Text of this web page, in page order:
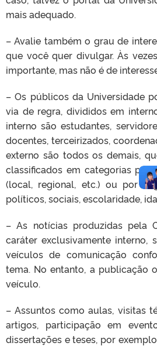
mais adequado.
– Avalie também o grau de
que você quer divulgar. Às
importante, mas não é de
– Os públicos da Universidade
via de regra, divididos em
interno são estudantes,
docentes, terceirizados,
externo são todos os demais,
classificados em categorias por
(local, regional, etc.) ou por
políticos, sociais, escolaridade,
– As notícias produzidas pela
caráter exclusivamente interno,
veículos de comunicação
tema. No entanto, a publicação
veículo.
– Assuntos como aulas, visitas
artigos, participação em
dissertações e teses, por